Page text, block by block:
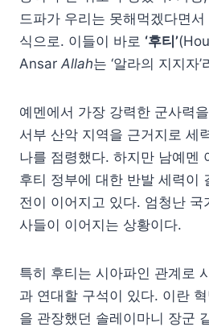
드파가 우리는 못해먹겠다면
식으로. 이들이 바로 ‘후티’
Ansar Allah는 ‘알라의 지지자
예멘에서 가장 강력한 군사력
서부 산악 지역을 근거지로 세
나를 점령했다. 하지만 남예멘
후티 정부에 대한 반발 세력이
전이 이어지고 있다. 엄청난
사들이 이어지는 상황이다.
특히 후티는 시아파인 관계로
과 연대할 구석이 있다. 이란
을 관장했던 솔레이마니 장군